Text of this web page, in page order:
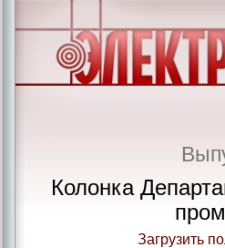
Колонка
Загрузить